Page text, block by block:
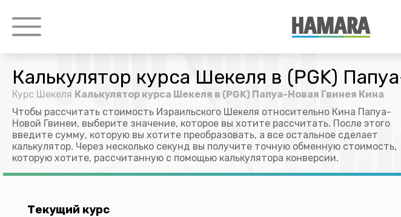
Калькулятор курса Шекеля в (PGK)
Курс Шекеля Калькулятор курса Шекеля в (PGK) Папуа-Новая Гвинея Кина
Чтобы рассчитать стоимость Израильского Шекеля относительно Кина Папуа-
Новой Гвинеи, выберите значение, которое вы хотите рассчитать. После этого
введите сумму, которую вы хотите преобразовать, а все остальное сделает
калькулятор. Через несколько секунд вы получите точную обменную стоимость,
которую хотите, рассчитанную с помощью калькулятора конверсии.
Текущий курс